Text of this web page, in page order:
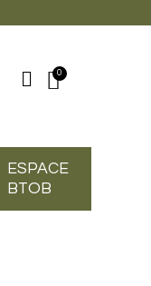
ESPACE
BTOB